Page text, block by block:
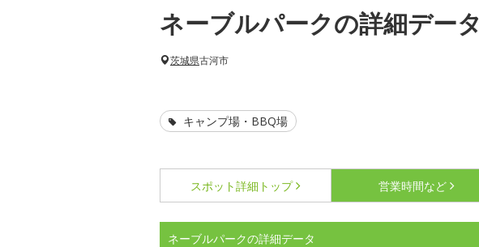
ネーブルパークの詳細データ
茨城県古河市
キャンプ場・BBQ場
スポット詳細 トップ 営業時間など
ネーブルパークの詳細データ